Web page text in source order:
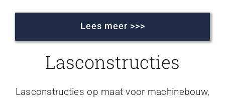
Lees meer >>>
Lasconstructies
Lasconstructies op maat voor machinebouw,